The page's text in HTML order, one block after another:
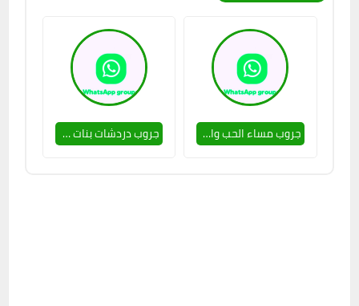
جروب مساء الحب والدلع 🥵🔥 جروب دردشات بنات سـ،،،،ــاخنات 🥵💔